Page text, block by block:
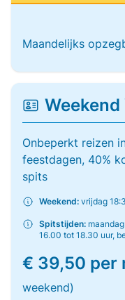
Maandelijks
Weekend
Onbeperkt reizen
feestdagen, 40%
spits
Weekend: vrijdag
Spitstijden:
16.00 tot 18.30 uur,
€ 39,50 per
weekend)